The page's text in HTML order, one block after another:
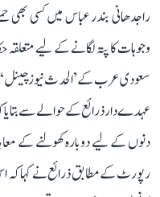
راجدھانی بندر عباس میں کسی بھی
وجوہات کا پتہ لگانے کے لیے
سعودی عرب کے ’الحدث نیوز چینل‘
دنوں کے لیے دوبارہ کھولنے کے
رپورٹ کے مطابق ذرائع نے کہا کہ